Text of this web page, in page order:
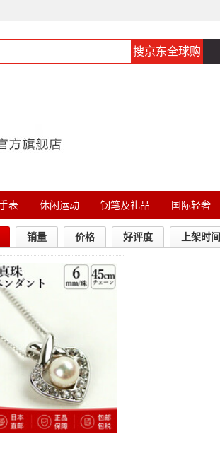
搜京东全球购
表 休闲运动 钢笔及礼品 国际轻奢
销量 价格 好评度 上架时间